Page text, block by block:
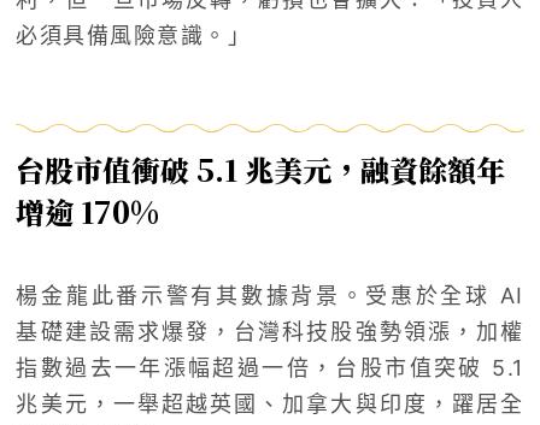
必須具備風險意識。」
台股市值衝破 5.1 兆美元，融資餘額年
增逾 170%
楊金龍此番示警有其數據背景。受惠於全球 AI
基礎建設需求爆發，台灣科技股強勢領漲，加權
指數過去一年漲幅超過一倍，台股市值突破 5.1
兆美元，一舉超越英國、加拿大與印度，躍居全